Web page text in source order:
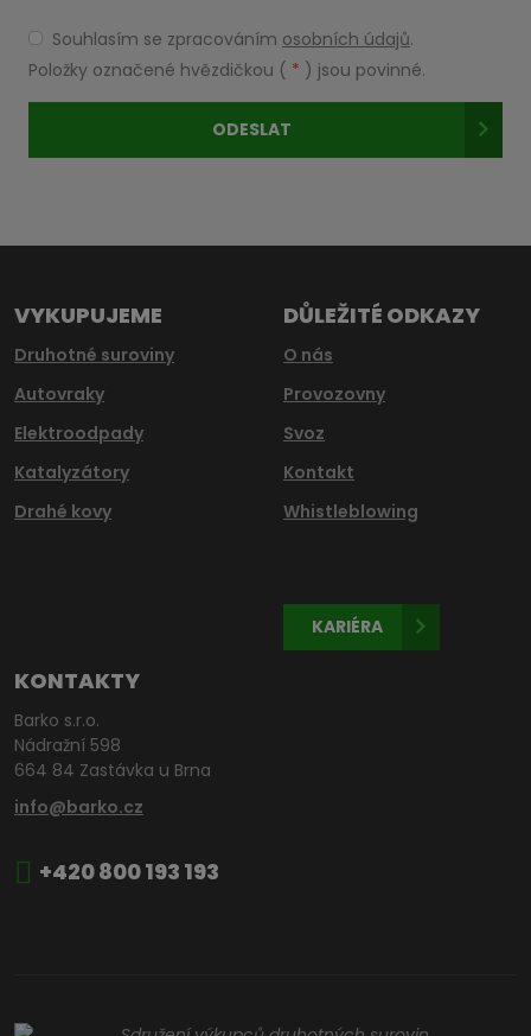
Souhlasím
se
zpracováním
osobních
Souhlasím se zpracováním osobních údajů.
Položky označené hvězdičkou ( * ) jsou povinné.
ODESLAT
nepodařilo
VYKUPUJEME
Druhotné suroviny
Autovraky
Elektroodpady
Katalyzátory
Drahé kovy
DŮLEŽITÉ ODKAZY
O nás
Provozovny
Svoz
Kontakt
Whistleblowing
KARIÉRA
KONTAKTY
Barko s.r.o.
Nádražní 598
664 84 Zastávka u Brna
info@barko.cz
+420 800 193 193